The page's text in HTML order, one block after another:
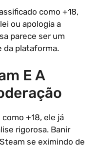
como +18,
ou apologia a
parece ser um
da plataforma.
E A
+18, ele já
rigorosa. Banir
se eximindo de